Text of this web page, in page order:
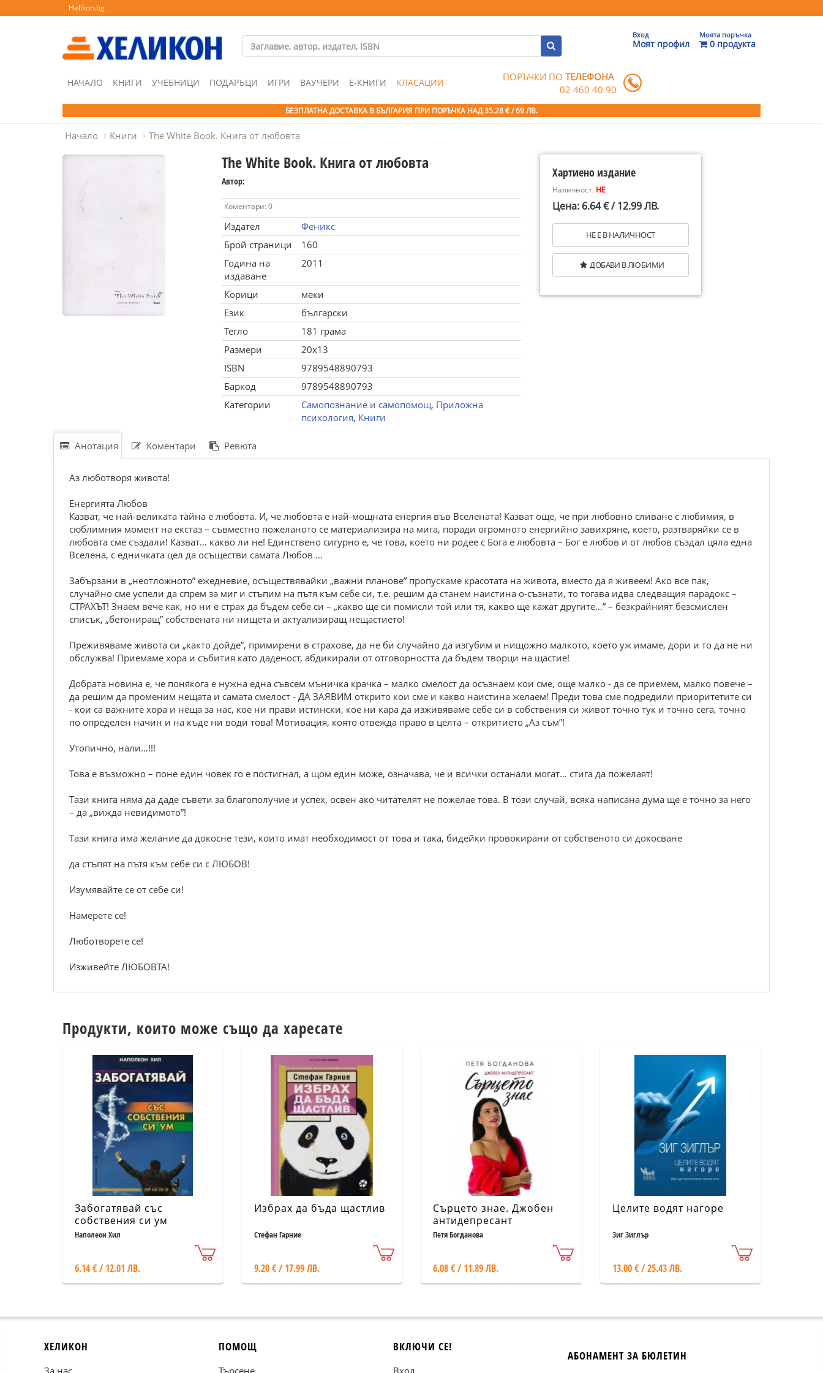
Helikon.bg
Вход
Моят профил
Моята поръчка
0 продукта
НАЧАЛО КНИГИ УЧЕБНИЦИ ПОДАРЪЦИ ИГРИ ВАУЧЕРИ Е-КНИГИ КЛАСАЦИИ ПОРЪЧКИ ПОТЕЛЕФОНА
02 460 40 90
БЕЗПЛАТНА ДОСТАВКА В БЪЛГАРИЯ ПРИ ПОРЪЧКА НАД 35.28 € / 69 ЛВ.
Начало Книги The White Book. Книга от любовта
The White Book. Книга от любовта
Автор:
Коментари: 0
Издател
Феникс
Брой страници
160
Година на
издаване
2011
Корици
меки
Език
български
Тегло
181 грама
Размери
20x13
ISBN
9789548890793
Баркод
9789548890793
Категории
Самопознание и самопомощ, Приложна
психология, Книги
Хартиено издание
Наличност: НЕ
Цена: 6.64 € / 12.99 ЛВ.
НЕ Е В НАЛИЧНОСТ
ДОБАВИ В ЛЮБИМИ
Анотация Коментари Ревюта
Аз люботворя живота!
Енергията Любов
Казват, че най-великата тайна е любовта. И, че любовта е най-мощната енергия във Вселената! Казват още, че при любовно сливане с любимия, в
сюблимния момент на екстаз – съвместно пожеланото се материализира на мига, поради огромното енергийно завихряне, което, разтваряйки се в
любовта сме създали! Казват… какво ли не! Единствено сигурно е, че това, което ни родее с Бога е любовта – Бог е любов и от любов създал цяла една
Вселена, с едничката цел да осъществи самата Любов …
Забързани в „неотложното” ежедневие, осъществявайки „важни планове” пропускаме красотата на живота, вместо да я живеем! Ако все пак,
случайно сме успели да спрем за миг и стъпим на пътя към себе си, т.е. решим да станем наистина о-съзнати, то тогава идва следващия парадокс –
СТРАХЪТ! Знаем вече как, но ни е страх да бъдем себе си – „какво ще си помисли той или тя, какво ще кажат другите…” – безкрайният безсмислен
списък, „бетониращ” собствената ни нищета и актуализиращ нещастието!
Преживяваме живота си „както дойде”, примирени в страхове, да не би случайно да изгубим и нищожно малкото, което уж имаме, дори и то да не ни
обслужва! Приемаме хора и събития като даденост, абдикирали от отговорността да бъдем творци на щастие!
Добрата новина е, че понякога е нужна една съвсем мъничка крачка – малко смелост да осъзнаем кои сме, още малко - да се приемем, малко повече –
да решим да променим нещата и самата смелост - ДА ЗАЯВИМ открито кои сме и какво наистина желаем! Преди това сме подредили приоритетите си
- кои са важните хора и неща за нас, кое ни прави истински, кое ни кара да изживяваме себе си в собствения си живот точно тук и точно сега, точно
по определен начин и на къде ни води това! Мотивация, която отвежда право в целта – откритието „Аз съм”!
Утопично, нали…!!!
Това е възможно – поне един човек го е постигнал, а щом един може, означава, че и всички останали могат… стига да пожелаят!
Тази книга няма да даде съвети за благополучие и успех, освен ако читателят не пожелае това. В този случай, всяка написана дума ще е точно за него
– да „вижда невидимото”!
Тази книга има желание да докосне тези, които имат необходимост от това и така, бидейки провокирани от собственото си докосване
да стъпят на пътя към себе си с ЛЮБОВ!
Изумявайте се от себе си!
Намерете се!
Люботворете се!
Изживейте ЛЮБОВТА!
Продукти, които може също да харесате
Забогатявай със
собствения си ум
Наполеон Хил
6.14 € / 12.01 ЛВ.
Избрах да бъда щастлив
Стефан Гарние
9.20 € / 17.99 ЛВ.
Сърцето знае. Джобен
антидепресант
Петя Богданова
6.08 € / 11.89 ЛВ.
Целите водят нагоре
Зиг Зиглър
13.00 € / 25.43 ЛВ.
ХЕЛИКОН
За нас
ПОМОЩ
Търсене
ВКЛЮЧИ СЕ!
Вход
АБОНАМЕНТ ЗА БЮЛЕТИН